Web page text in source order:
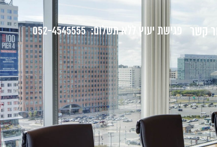
קשר פגישת יעוץ ללא תשלום: 052-4545555